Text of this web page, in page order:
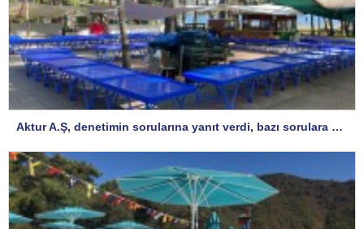
Aktur A.Ş, denetimin sorularına yanıt verdi, bazı sorulara yanıt istedi